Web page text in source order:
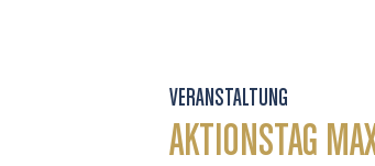
VERANSTALTUNG
AKTIONSTAG